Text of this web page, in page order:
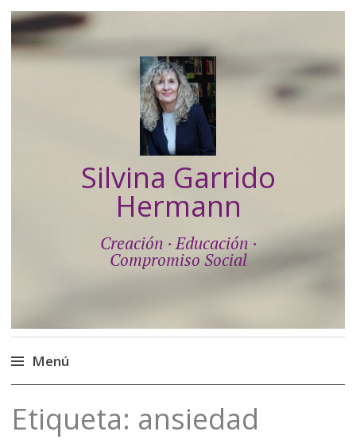
Silvina Garrido
Hermann
Creación · Educación ·
Compromiso Social
Menú
al
contenido
Etiqueta: ansiedad